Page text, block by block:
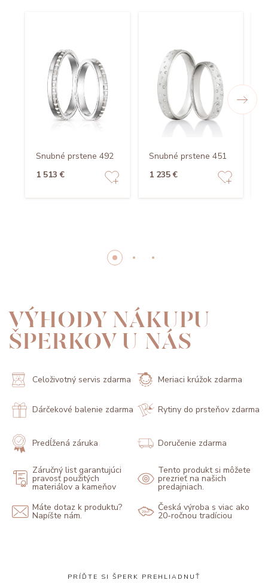
Snubné prstene 492
1 513 €
Snubné prstene 451
1 235 €
VÝHODY NÁKUPU
ŠPERKOV U NÁS
Celoživotný servis zdarma Meriaci krúžok zdarma
Dárčekové balenie zdarma Rytiny do prsteňov zdarma
Predĺžená záruka Doručenie zdarma
Záručný list garantujúci
pravosť použitých
materiálov a kameňov
Tento produkt si môžete
prezrieť na našich
predajniach.
Máte dotaz k produktu?
Napíšte nám.
Česká výroba s viac ako
20-ročnou tradíciou
PRÍĎTE SI ŠPERK PREHLIADNUŤ